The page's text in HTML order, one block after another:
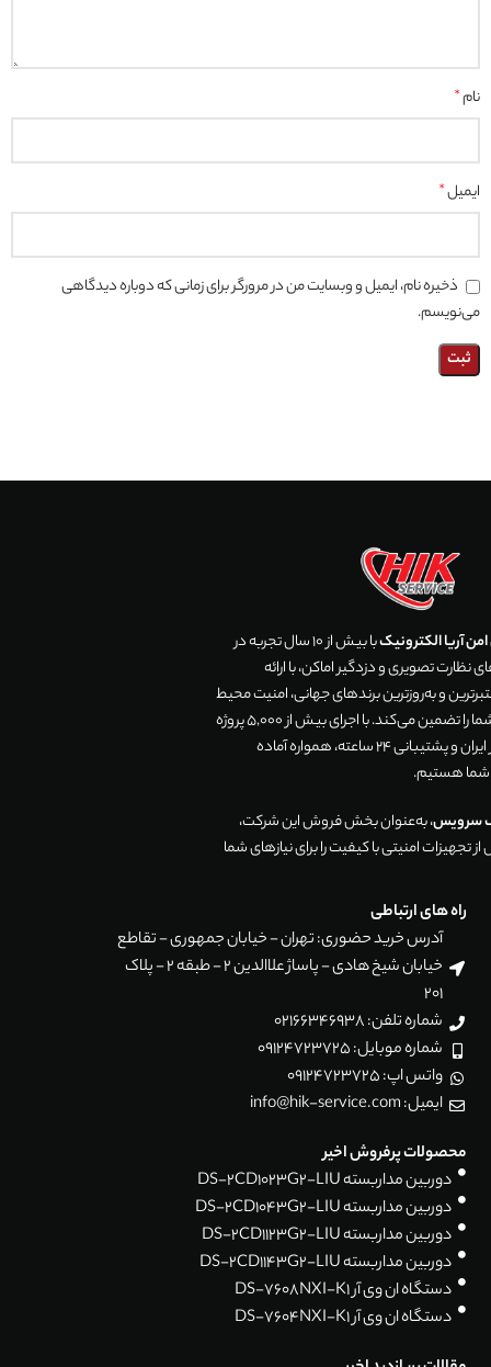
نام*
ایمیل*
ذخیره نام، ایمیل و وبسایت من در مرورگر برای زمانی که دوباره دیدگاهی
می‌نویسم.
آریا الکترونیک
با بیش از 10 سال تجربه در
تصویری و دزدگیر اماکن، با ارائه
و به‌روزترین برندهای جهانی، امنیت محیط
زندگی و تجارت شما را تضمین می‌کند. با اجرای بیش از 5,000 پروژه
موفق در سراسر ایران و پشتیبانی 24 ساعته، همواره آماده
شما هستیم.
سرویس، به‌عنوان بخش فروش این شرکت،
تجهیزات امنیتی با کیفیت را برای نیازهای شما
راه های ارتباطی
آدرس خرید حضوری: تهران - خیابان جمهوری - تقاطع
خیابان شیخ هادی - پاساژ علاالدین 2 - طبقه 2 - پلاک
201
شماره تلفن: 02166346938
شماره موبایل: 09124723725
واتس اپ: 09124723725
ایمیل: info@hik-service.com
محصولات پرفروش اخیر
دوربین مداربسته DS-2CD1023G2-LIU
دوربین مداربسته DS-2CD1043G2-LIU
دوربین مداربسته DS-2CD1123G2-LIU
دوربین مداربسته DS-2CD1143G2-LIU
دستگاه ان وی آر DS-7608NXI-K1
دستگاه ان وی آر DS-7604NXI-K1